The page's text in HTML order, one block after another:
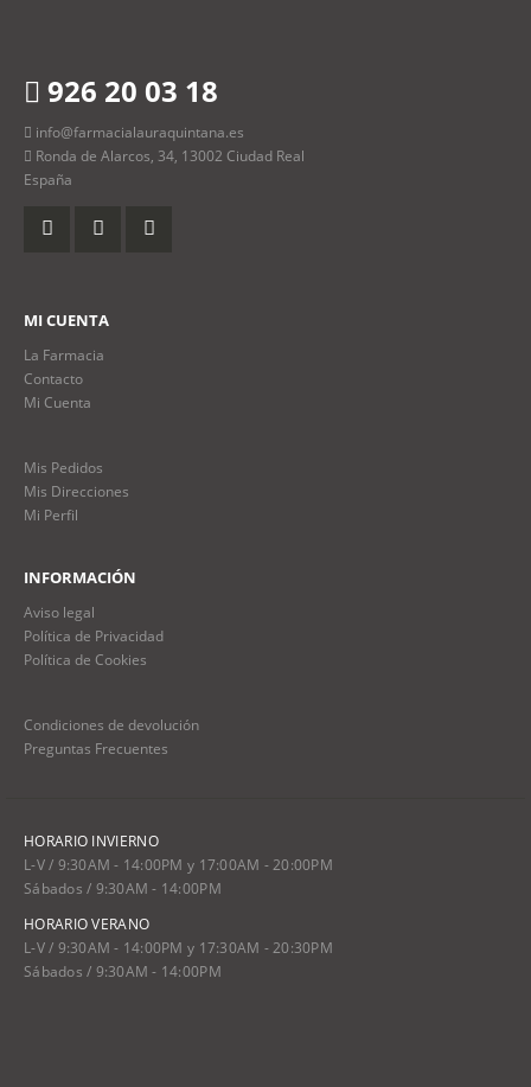
926 20 03 18
info@farmacialauraquintana.es
Ronda de Alarcos, 34, 13002 Ciudad Real
España
MI CUENTA
La Farmacia
Contacto
Mi Cuenta
Mis Pedidos
Mis Direcciones
Mi Perfil
INFORMACIÓN
Aviso legal
Política de Privacidad
Política de Cookies
Condiciones de devolución
Preguntas Frecuentes
HORARIO INVIERNO
L-V / 9:30AM - 14:00PM y 17:00AM - 20:00PM
Sábados / 9:30AM - 14:00PM
HORARIO VERANO
L-V / 9:30AM - 14:00PM y 17:30AM - 20:30PM
Sábados / 9:30AM - 14:00PM